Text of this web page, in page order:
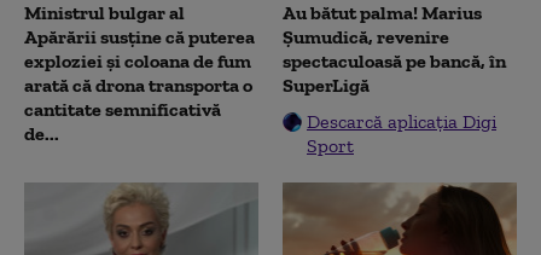
Ministrul bulgar al
Apărării susține că puterea
exploziei și coloana de fum
arată că drona transporta o
cantitate semnificativă
de...
Au bătut palma! Marius
Șumudică, revenire
spectaculoasă pe bancă, în
SuperLigă
Descarcă aplicația Digi
Sport